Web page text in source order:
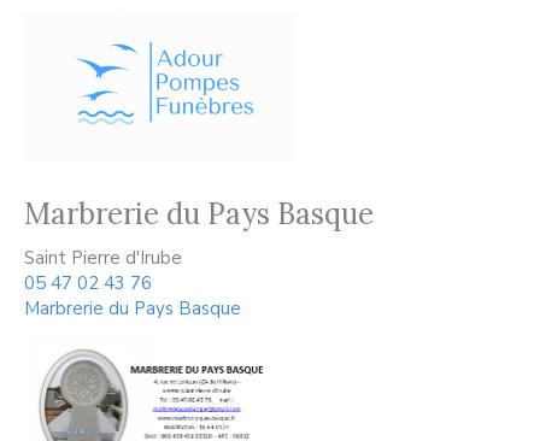
Marbrerie du Pays Basque
Saint Pierre d'Irube
05 47 02 43 76
Marbrerie du Pays Basque